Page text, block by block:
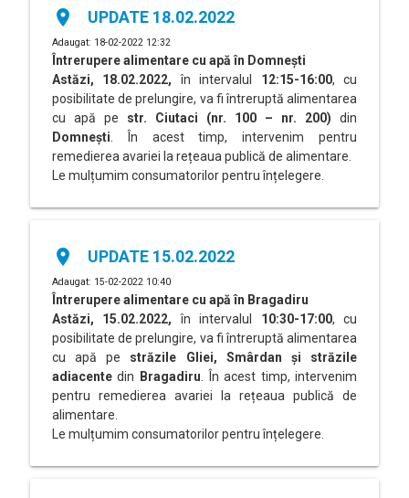
place UPDATE 18.02.2022
Adaugat: 18-02-2022 12:32
Întrerupere alimentare cu apă în Domnești
Astăzi, 18.02.2022, în intervalul 12:15-16:00, cu
posibilitate de prelungire, va fi întreruptă alimentarea
cu apă pe str. Ciutaci (nr. 100 – nr. 200) din
Domnești . În acest timp, intervenim pentru
remedierea avariei la rețeaua publică de alimentare.
Le mulțumim consumatorilor pentru înțelegere.
place UPDATE 15.02.2022
Adaugat: 15-02-2022 10:40
Întrerupere alimentare cu apă în Bragadiru
Astăzi, 15.02.2022, în intervalul 10:30-17:00, cu
posibilitate de prelungire, va fi întreruptă alimentarea
cu apă pe străzile Gliei, Smârdan și străzile
adiacentedin Bragadiru . În acest timp, intervenim
pentru remedierea avariei la rețeaua publică de
alimentare.
Le mulțumim consumatorilor pentru înțelegere.